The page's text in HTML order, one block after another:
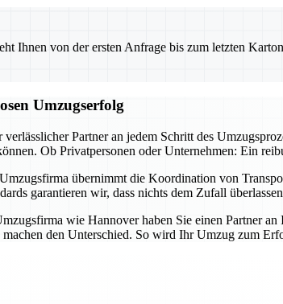
Ihnen von der ersten Anfrage bis zum letzten
Umzugserfolg
Partner an jedem Schritt des
Ob Privatpersonen oder Unternehmen: Ein
übernimmt die Koordination von
garantieren wir, dass nichts dem Zufall
wie Hannover haben Sie einen Partner
den Unterschied. So wird Ihr Umzug zum